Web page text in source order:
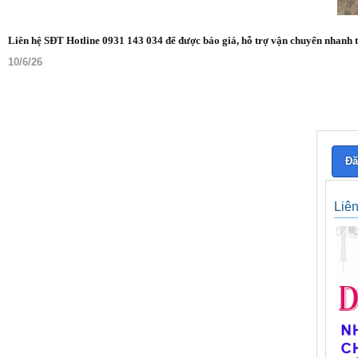
Liên hệ SĐT Hotline 0931 143 034 để được báo giá, hỗ trợ vận chuyển nhanh
10/6/26